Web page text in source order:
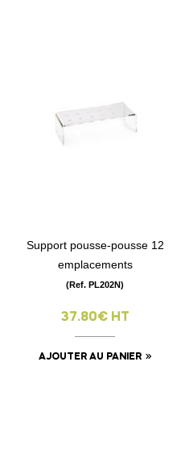
Support pousse-pousse 12
emplacements
(Ref. PL202N)
37.80€ HT
AJOUTER AU PANIER